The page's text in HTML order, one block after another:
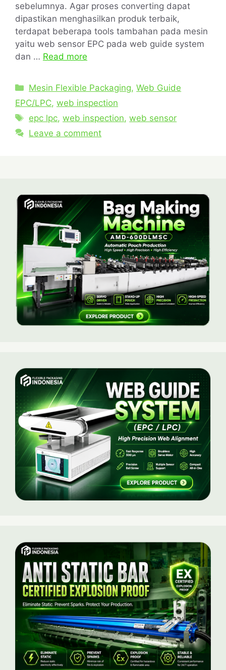
sebelumnya. Agar proses converting dapat
dipastikan menghasilkan produk terbaik,
terdapat beberapa tools tambahan pada mesin
yaitu web sensor EPC pada web guide system
dan … Read more
Mesin Flexible Packaging,Web Guide
EPC/LPC, web inspection
epc lpc,web inspection,web sensor
Leave a comment